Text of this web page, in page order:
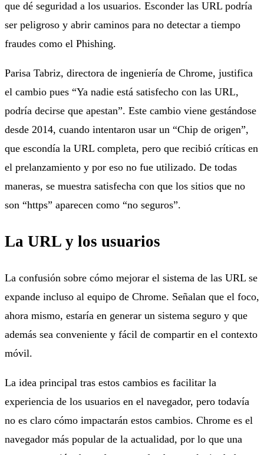
que dé seguridad a los usuarios. Esconder las URL podría
ser peligroso y abrir caminos para no detectar a tiempo
fraudes como el Phishing.
Parisa Tabriz, directora de ingeniería de Chrome, justifica
el cambio pues “Ya nadie está satisfecho con las URL,
podría decirse que apestan”. Este cambio viene gestándose
desde 2014, cuando intentaron usar un “Chip de origen”,
que escondía la URL completa, pero que recibió críticas en
el prelanzamiento y por eso no fue utilizado. De todas
maneras, se muestra satisfecha con que los sitios que no
son “https” aparecen como “no seguros”.
La URL y los usuarios
La confusión sobre cómo mejorar el sistema de las URL se
expande incluso al equipo de Chrome. Señalan que el foco,
ahora mismo, estaría en generar un sistema seguro y que
además sea conveniente y fácil de compartir en el contexto
móvil.
La idea principal tras estos cambios es facilitar la
experiencia de los usuarios en el navegador, pero todavía
no es claro cómo impactarán estos cambios. Chrome es el
navegador más popular de la actualidad, por lo que una